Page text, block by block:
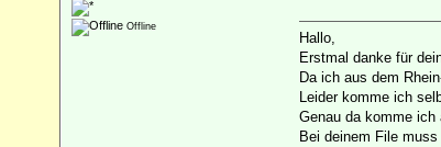
Offline
Hallo,
Erstmal danke für
Da ich aus dem
Leider komme ich
Genau da komme
Bei deinem File